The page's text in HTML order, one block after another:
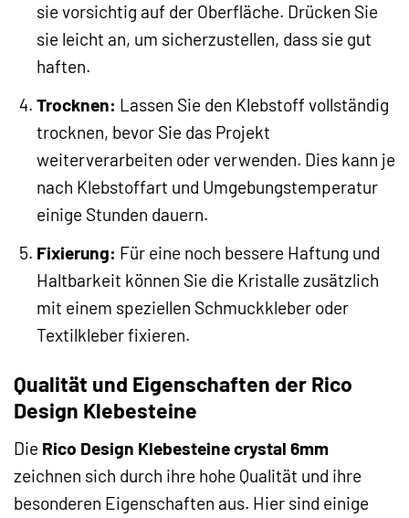
sie vorsichtig auf der Oberfläche. Drücken Sie
sie leicht an, um sicherzustellen, dass sie gut
haften.
Trocknen: Lassen Sie den Klebstoff vollständig
trocknen, bevor Sie das Projekt
weiterverarbeiten oder verwenden. Dies kann je
nach Klebstoffart und Umgebungstemperatur
einige Stunden dauern.
Fixierung: Für eine noch bessere Haftung und
Haltbarkeit können Sie die Kristalle zusätzlich
mit einem speziellen Schmuckkleber oder
Textilkleber fixieren.
Qualität und Eigenschaften der Rico
Design Klebesteine
Die Rico Design Klebesteine crystal 6mm
zeichnen sich durch ihre hohe Qualität und ihre
besonderen Eigenschaften aus. Hier sind einige